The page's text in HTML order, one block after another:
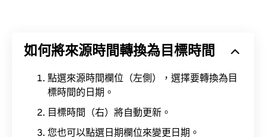
如何將來源時間轉換為目標時間
點選來源時間欄位（左側），選擇要轉換為目
標時間的日期。
目標時間（右）將自動更新。
您也可以點選日期欄位來變更日期。